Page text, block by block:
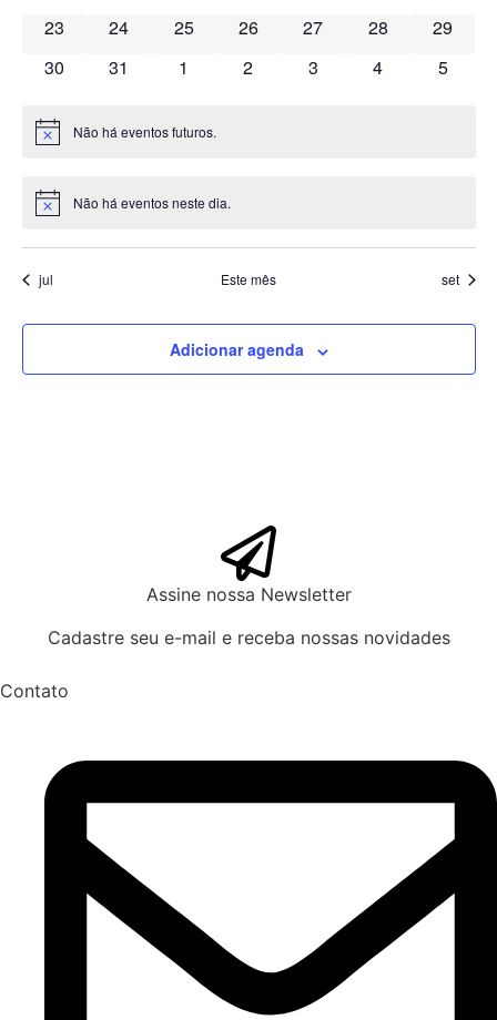
0 eventos
23 0 eventos
24 0 eventos
25 0 eventos
26 0 eventos
27 0 eventos
28 0
29
0 eventos
30 0 eventos
31 0 eventos
1 0 eventos
2 0 eventos
3 0 eventos
4 0
5
Notice Não há eventos futuros.
Notice Não há eventos neste dia.
jul Este mês set
Adicionar agenda
Assine nossa Newsletter
Cadastre seu e-mail e receba nossas novidades
Contato